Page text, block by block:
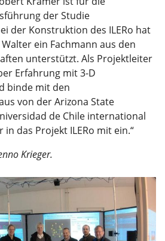
der Studie
der Konstruktion des ILERo hat
ein Fachmann aus den
unterstützt. Als Projektleiter
Erfahrung mit 3-D
binde mit den
von der Arizona State
de Chile international
das Projekt ILERo mit ein.“
Krieger.